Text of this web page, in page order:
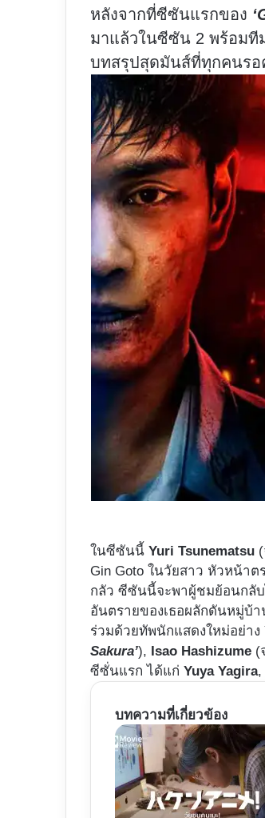
หลังจากที่ซีซันแรกของ
มาแล้วในซีซัน 2 พร้อมที
บทสรุปสุดมันส์ที่ทุกคนรอ
ในซีซันนี้Yuri Tsunematsu
Gin Goto ในวัยสาว หัวหน้า
กลัว ซีซันนี้จะพาผู้ชมย้อนกลับ
อันตรายของเธอผลักดันหมู่บ้า
ร่วมด้วยทัพนักแสดงใหม่อย่าง
Sakura’), Isao Hashizume (
ซีซั่นแรก ได้แก่Yuya Yagira
บทความที่เกี่ยวข้อง